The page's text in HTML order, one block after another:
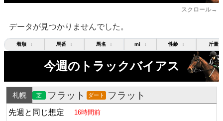
スクロール→
データが見つかりませんでした。
着順 ↕ 馬番 ↕ 馬名 ↕ mi ↕ 性齢 ↕ 斤量
今週のトラックバイアス
札幌 芝 フラット ダート フラット
先週と同じ想定 16時間前